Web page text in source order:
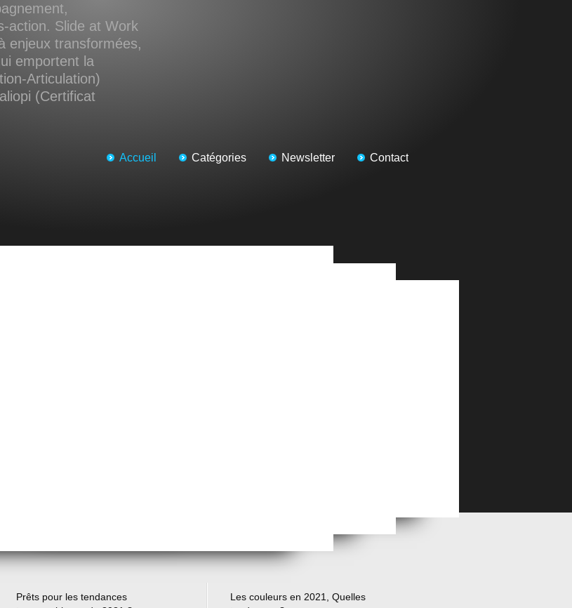
action. Slide at Work
enjeux transformées,
emportent la
Articulation)
(Certificat
Accueil Catégories Newsletter Contact
pour créer une accroche percutante !
Prêts pour les tendances
Les couleurs en 2021, Quelles